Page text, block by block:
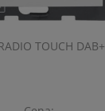
TOUCH DAB+